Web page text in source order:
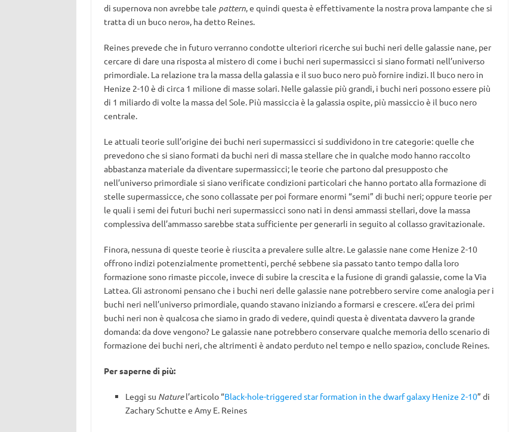
di supernova non avrebbe tale pattern, e quindi questa è effettivamente la nostra prova lampante che si
tratta di un buco nero», ha detto Reines.
Reines prevede che in futuro verranno condotte ulteriori ricerche sui buchi neri delle galassie nane, per
cercare di dare una risposta al mistero di come i buchi neri supermassicci si siano formati nell’universo
primordiale. La relazione tra la massa della galassia e il suo buco nero può fornire indizi. Il buco nero in
Henize 2-10 è di circa 1 milione di masse solari. Nelle galassie più grandi, i buchi neri possono essere più
di 1 miliardo di volte la massa del Sole. Più massiccia è la galassia ospite, più massiccio è il buco nero
centrale.
Le attuali teorie sull’origine dei buchi neri supermassicci si suddividono in tre categorie: quelle che
prevedono che si siano formati da buchi neri di massa stellare che in qualche modo hanno raccolto
abbastanza materiale da diventare supermassicci; le teorie che partono dal presupposto che
nell’universo primordiale si siano verificate condizioni particolari che hanno portato alla formazione di
stelle supermassicce, che sono collassate per poi formare enormi “semi” di buchi neri; oppure teorie per
le quali i semi dei futuri buchi neri supermassicci sono nati in densi ammassi stellari, dove la massa
complessiva dell’ammasso sarebbe stata sufficiente per generarli in seguito al collasso gravitazionale.
Finora, nessuna di queste teorie è riuscita a prevalere sulle altre. Le galassie nane come Henize 2-10
offrono indizi potenzialmente promettenti, perché sebbene sia passato tanto tempo dalla loro
formazione sono rimaste piccole, invece di subire la crescita e la fusione di grandi galassie, come la Via
Lattea. Gli astronomi pensano che i buchi neri delle galassie nane potrebbero servire come analogia per i
buchi neri nell’universo primordiale, quando stavano iniziando a formarsi e crescere. «L’era dei primi
buchi neri non è qualcosa che siamo in grado di vedere, quindi questa è diventata davvero la grande
domanda: da dove vengono? Le galassie nane potrebbero conservare qualche memoria dello scenario di
formazione dei buchi neri, che altrimenti è andato perduto nel tempo e nello spazio», conclude Reines.
Per saperne di più:
Leggi su Naturel’articolo “Black-hole-triggered star formation in the dwarf galaxy Henize 2-10” di
Zachary Schutte e Amy E. Reines